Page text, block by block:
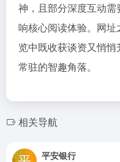
神，且部分深度互动
响核心阅读体验。网
览中既收获谈资又悄
常驻的智趣角落。
相关导航
平安银行